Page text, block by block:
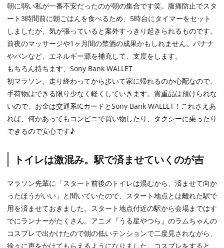
朝に弱い私が一番不安だったのが朝の集合です笑。腹痛防止でスタ
ート3時間前に朝ごはんを食べるため、5時台にタイマーをセット
しましたが、気が張っていると案外すっきり起きられるものです。
前夜のマッサージや1ヶ月間の禁酒の成果かもしれません。バナナ
やパンなど、エネルギー源を補充して、支度をします。
もちろん持ちます、Sony Bank WALLET
初マラソン、走り終わってから歩いて家に帰れるのか心配なので、
手荷物はできる限り少なく軽くしていきます。貴重品は預けられな
いので、お金は交通系ICカードとSony Bank WALLET！これさえあ
れば、何かあってもコンビニで買い物したり、タクシーに乗ったり
できるので安心です♪
トイレは激混み。駅で済ませていくのが吉
マラソン先輩に「スタート前後のトイレは混むから、済ませて向か
ったほうがいい」と聞いていたので、スタート地点とは離れた駅で
用を済ませておきました。スタート地点付近の駅から会場まではす
でにランナーがたくさん。アニメ『うる星やつら』のラムちゃんの
コスプレで出かけたので朝の低いテンションで二度見されながら、
徐々に声をかけてもらえるようになりました。コスプレをすると、